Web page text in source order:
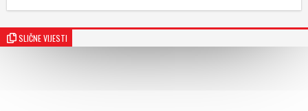
SLIČNE VIJESTI